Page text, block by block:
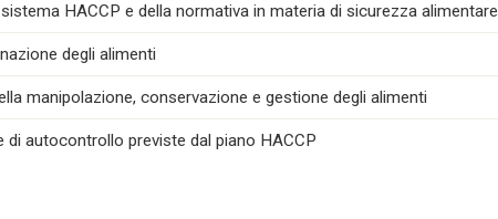
HACCP e della normativa in materia di sicurezza alimentare
degli alimenti
manipolazione, conservazione e gestione degli alimenti
di autocontrollo previste dal piano HACCP